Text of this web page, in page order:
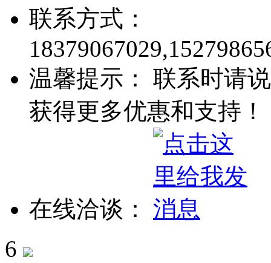
联系方式：
温馨提示： 联系时请
获得更多优惠和支持！
在线洽谈：
6